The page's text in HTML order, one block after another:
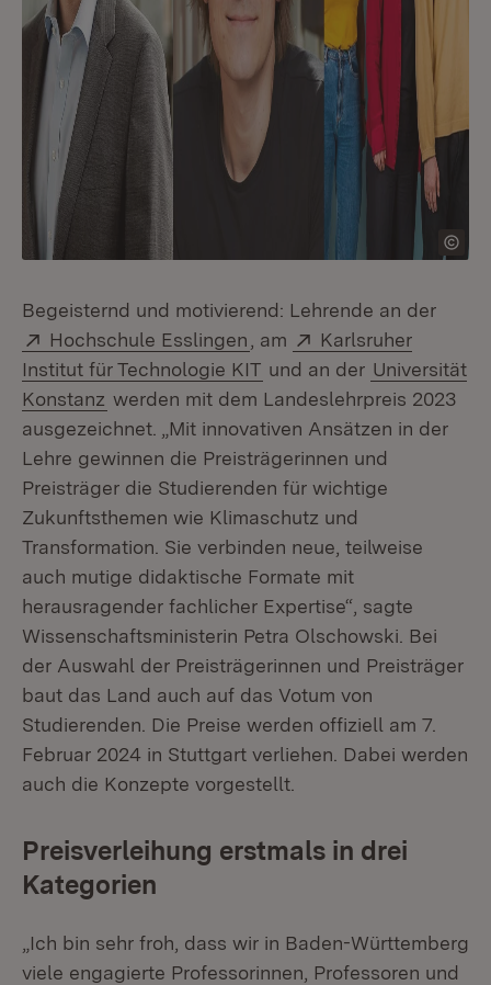
Begeisternd und motivierend: Lehrende an der
Extern:
Hochschule Esslingen (Öffnet in neuem Fenster)
, am Extern:
Karlsruher
Institut für Technologie KIT (Öffnet in neuem Fenster)
und an der Universität
Konstanz werden mit dem Landeslehrpreis 2023
ausgezeichnet. „Mit innovativen Ansätzen in der
Lehre gewinnen die Preisträgerinnen und
Preisträger die Studierenden für wichtige
Zukunftsthemen wie Klimaschutz und
Transformation. Sie verbinden neue, teilweise
auch mutige didaktische Formate mit
herausragender fachlicher Expertise“, sagte
Wissenschaftsministerin Petra Olschowski. Bei
der Auswahl der Preisträgerinnen und Preisträger
baut das Land auch auf das Votum von
Studierenden. Die Preise werden offiziell am 7.
Februar 2024 in Stuttgart verliehen. Dabei werden
auch die Konzepte vorgestellt.
Preisverleihung erstmals in drei
Kategorien
„Ich bin sehr froh, dass wir in Baden-Württemberg
viele engagierte Professorinnen, Professoren und